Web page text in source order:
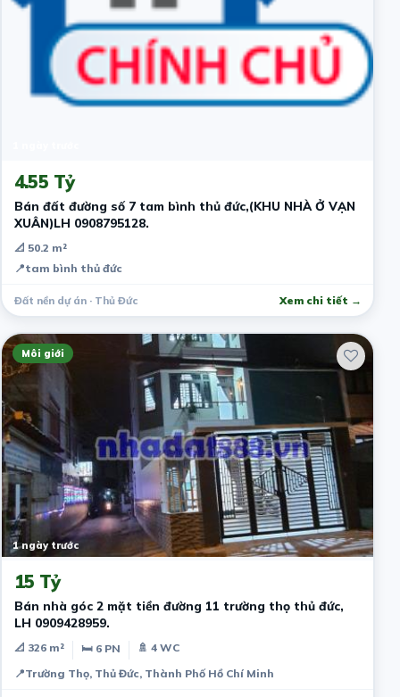
4.55 Tỷ
Bán đất đường số 7 tam bình thủ đức,(KHU NHÀ Ở VẠN
XUÂN)LH 0908795128.
📐 50.2 m²
📍tam bình thủ đức
Đất nền dự án · Thủ Đức Xem chi tiết →
Môi giới
1 ngày trước
15 Tỷ
Bán nhà góc 2 mặt tiền đường 11 trường thọ thủ đức,
LH 0909428959.
📐 326 m² 🛏 6 PN
🚿 4 WC
📍Trường Thọ, Thủ Đức, Thành Phố Hồ Chí Minh